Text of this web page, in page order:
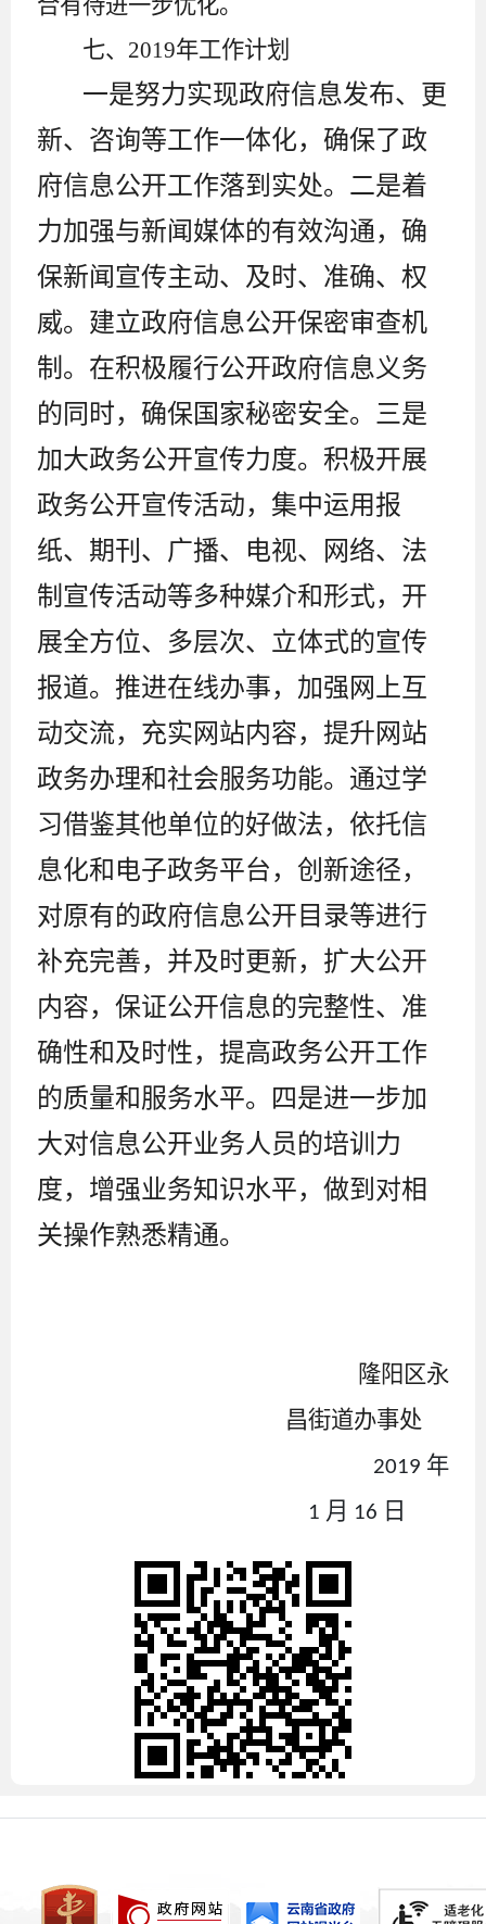
七、 2019年工作计划
一是努力实现政府信息发布、更
新、咨询等工作一体化，确保了政
府信息公开工作落到实处。二是着
力加强与新闻媒体的有效沟通，确
保新闻宣传主动、及时、准确、权
威。建立政府信息公开保密审查机
制。在积极履行公开政府信息义务
的同时，确保国家秘密安全。三是
加大政务公开宣传力度。积极开展
政务公开宣传活动，集中运用报
纸、期刊、广播、电视、网络、法
制宣传活动等多种媒介和形式，开
展全方位、多层次、立体式的宣传
报道。推进在线办事，加强网上互
动交流，充实网站内容，提升网站
政务办理和社会服务功能。通过学
习借鉴其他单位的好做法，依托信
息化和电子政务平台，创新途径，
对原有的政府信息公开目录等进行
补充完善，并及时更新，扩大公开
内容，保证公开信息的完整性、准
确性和及时性，提高政务公开工作
的质量和服务水平。四是进一步加
大对信息公开业务人员的培训力
度，增强业务知识水平，做到对相
关操作熟悉精通。
隆阳区永
昌街道办事处
2019 年
1 月 16 日